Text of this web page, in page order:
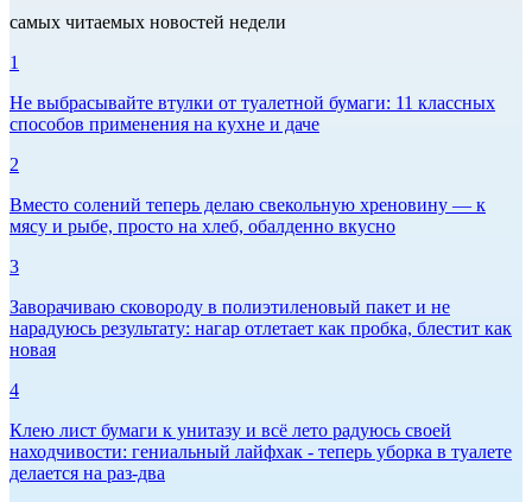
самых читаемых новостей недели
1
Не выбрасывайте втулки от туалетной бумаги: 11 классных
способов применения на кухне и даче
2
Вместо солений теперь делаю свекольную хреновину — к
мясу и рыбе, просто на хлеб, обалденно вкусно
3
Заворачиваю сковороду в полиэтиленовый пакет и не
нарадуюсь результату: нагар отлетает как пробка, блестит как
новая
4
Клею лист бумаги к унитазу и всё лето радуюсь своей
находчивости: гениальный лайфхак - теперь уборка в туалете
делается на раз-два